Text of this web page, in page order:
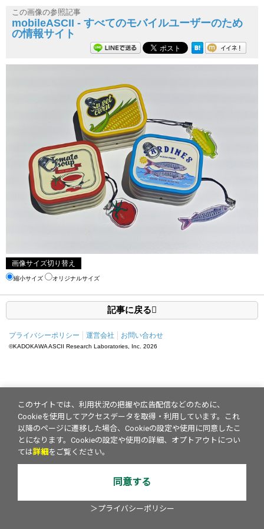
この画像の参照記事
mobileASCII - すべてのモバイルユーザーのため
の情報サイト
画像サイズ切り替え
縮小サイズ オリジナルサイズ
記事に戻る
プライバシーポリシー 運営会社 お問い合わせ
©KADOKAWA ASCII Research Laboratories, Inc. 2026
このサイトでは、利用状況の把握や広告配信などのために、
Cookieを使用してアクセスデータを取得・利用しています。これ
以降のページに遷移した場合、Cookieの設定や使用に同意したこ
とになります。Cookieの設定や使用の詳細、オプトアウトについ
ては詳細 をご覧ください。
同意する
＞プライバシーポリシー